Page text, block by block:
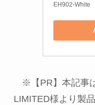
EH902-White
※【PR】本記事
LIMITED様より製